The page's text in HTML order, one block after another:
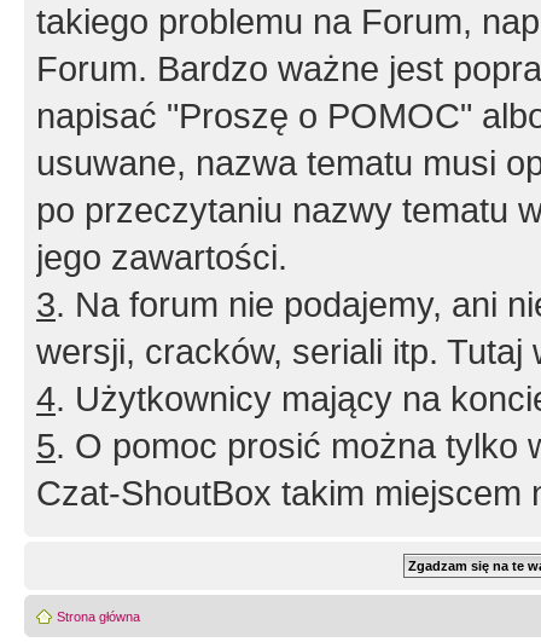
takiego problemu na Forum,
Forum. Bardzo ważne jest
napisać "Proszę o POMOC"
usuwane, nazwa tematu musi
po przeczytaniu nazwy tematu
jego zawartości.
3. Na forum nie podajemy, ani
wersji, cracków, seriali itp. Tutaj
4. Użytkownicy mający na
5. O pomoc prosić można tylko
Czat-ShoutBox takim miejscem
Strona główna